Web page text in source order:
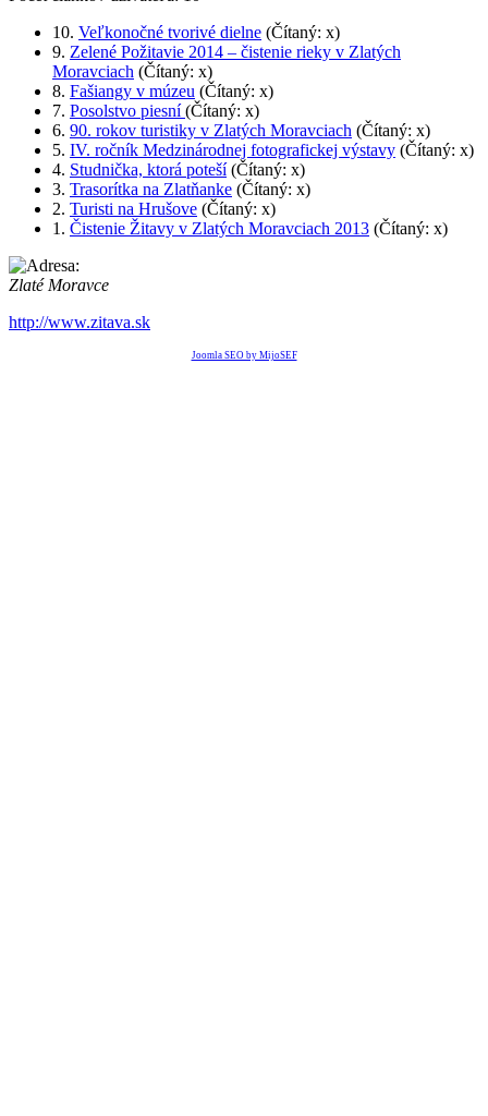
10. Veľkonočné tvorivé dielne (Čítaný: x)
9. Zelené Požitavie 2014 – čistenie rieky v Zlatých
Moravciach (Čítaný: x)
8. Fašiangy v múzeu (Čítaný: x)
7. Posolstvo piesní(Čítaný: x)
6. 90. rokov turistiky v Zlatých Moravciach (Čítaný: x)
5. IV. ročník Medzinárodnej fotografickej výstavy (Čítaný: x)
4. Studnička, ktorá poteší(Čítaný: x)
3. Trasorítka na Zlatňanke (Čítaný: x)
2. Turisti na Hrušove (Čítaný: x)
1. Čistenie Žitavy v Zlatých Moravciach 2013 (Čítaný: x)
Zlaté Moravce
http://www.zitava.sk
Joomla SEO by MijoSEF